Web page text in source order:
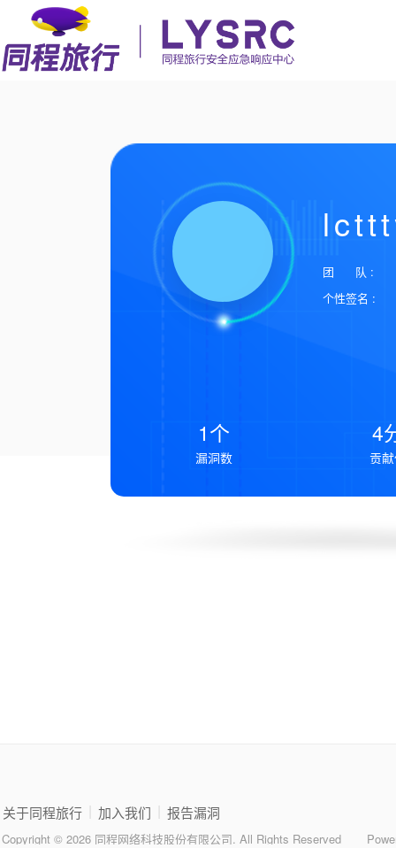
团 队 :
个性签名 :
1个
漏洞数
4
贡
关于同程旅行 加入我们 报告漏洞
Copyright © 2026 同程网络科技股份有限公司. All Rights Reserved